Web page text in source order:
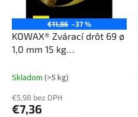
€11,86 –37 %
KOWAX® Zvárací drôt 69 ø
1,0 mm 15 kg
Skladom (>5 kg)
€5,98 bez DPH
€7,36